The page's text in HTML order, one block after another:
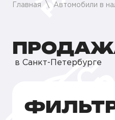
Главная Автомобили в
ПРОДАЖА
в Санкт-Петербурге